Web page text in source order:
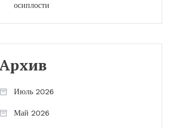
осиплости
Июль 2026
Май 2026